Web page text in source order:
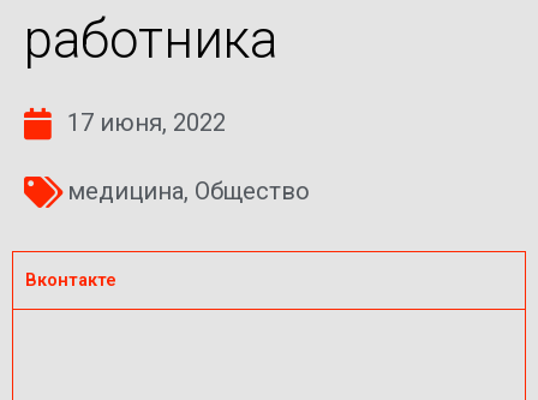
работника
17 июня, 2022
медицина, Общество
Вконтакте